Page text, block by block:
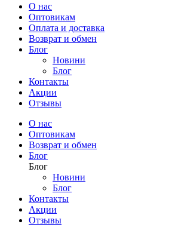
О нас
Оптовикам
Оплата и доставка
Возврат и обмен
Блог
Новини
Блог
Контакты
Акции
Отзывы
О нас
Оптовикам
Возврат и обмен
Блог
Блог
Новини
Блог
Контакты
Акции
Отзывы